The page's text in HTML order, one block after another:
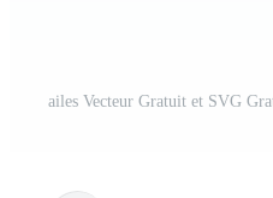
ailes Vecteur Gratuit et SVG